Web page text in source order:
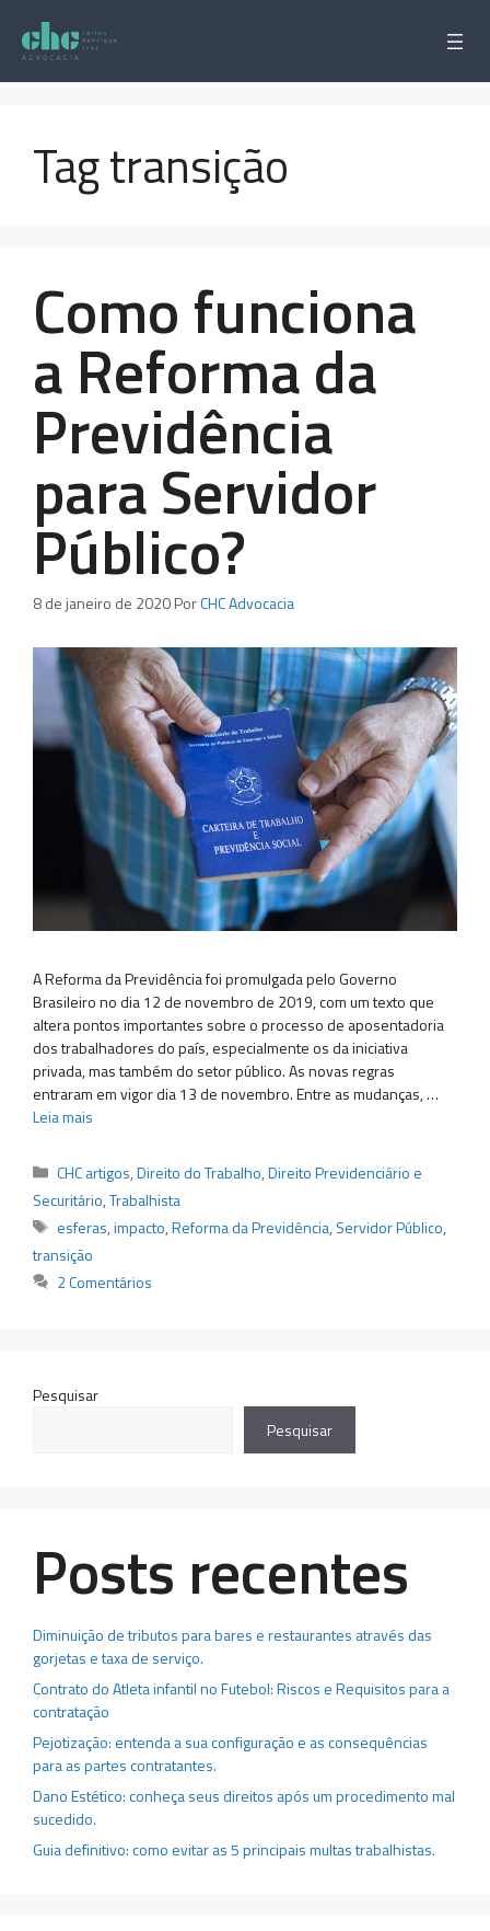
para
conteúdo
Tag transição
Como funciona
a Reforma da
Previdência
para Servidor
Público?
8 de janeiro de 2020PorCHC Advocacia
A Reforma da Previdência foi promulgada pelo Governo
Brasileiro no dia 12 de novembro de 2019, com um texto que
altera pontos importantes sobre o processo de aposentadoria
dos trabalhadores do país, especialmente os da iniciativa
privada, mas também do setor público. As novas regras
entraram em vigor dia 13 de novembro. Entre as mudanças, …
Leia mais
Categorias
CHC artigos,Direito do Trabalho,Direito Previdenciário e
Securitário,Trabalhista
Tags
esferas,impacto,Reforma da Previdência, Servidor Público,
transição
2 Comentários
Pesquisar
Pesquisar
Posts recentes
Diminuição de tributos para bares e restaurantes através das
gorjetas e taxa de serviço.
Contrato do Atleta infantil no Futebol: Riscos e Requisitos para a
contratação
Pejotização: entenda a sua configuração e as consequências
para as partes contratantes.
Dano Estético: conheça seus direitos após um procedimento mal
sucedido.
Guia definitivo: como evitar as 5 principais multas trabalhistas.